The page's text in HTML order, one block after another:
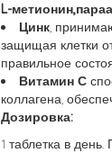
L-
Цинк,
защищая клетки
правильное
Витамин С
коллагена,
Дозировка:
1 таблетка в